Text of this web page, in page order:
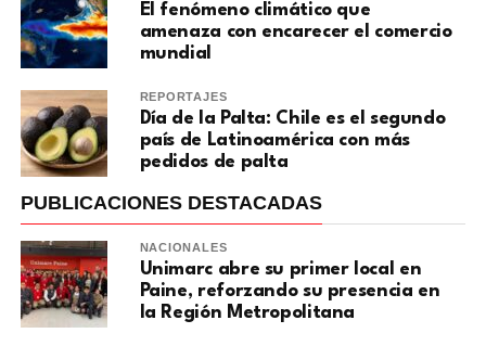
El fenómeno climático que
amenaza con encarecer el comercio
mundial
REPORTAJES
Día de la Palta: Chile es el segundo
país de Latinoamérica con más
pedidos de palta
PUBLICACIONES DESTACADAS
NACIONALES
Unimarc abre su primer local en
Paine, reforzando su presencia en
la Región Metropolitana